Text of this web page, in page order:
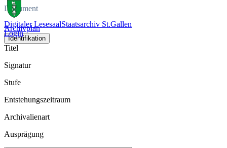
Digitaler LesesaalStaatsarchiv St.Gallen
Login
Dokument
Archivplan
Identifikation
Titel
Signatur
Stufe
Entstehungszeitraum
Archivalienart
Ausprägung